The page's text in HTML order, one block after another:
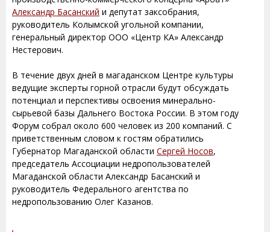
Александр Басанский и депутат заксобрания,
руководитель Колымской угольной компании,
генеральный директор ООО «Центр КА» Александр
Нестерович.
В течение двух дней в магаданском Центре культуры
ведущие эксперты горной отрасли будут обсуждать
потенциал и перспективы освоения минерально-
сырьевой базы Дальнего Востока России. В этом году
Форум собрал около 600 человек из 200 компаний. С
приветственным словом к гостям обратились
Губернатор Магаданской области Сергей Носов,
председатель Ассоциации недропользователей
Магаданской области Александр Басанский и
руководитель Федерального агентства по
недропользованию Олег Казанов.